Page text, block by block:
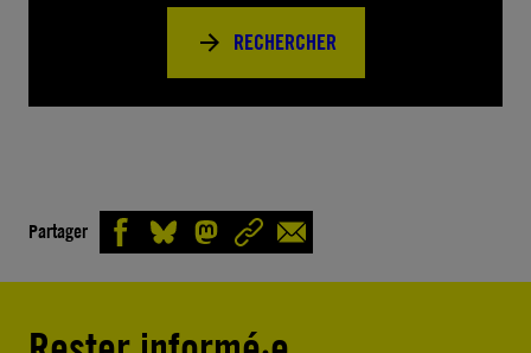
RECHERCHER
Partager